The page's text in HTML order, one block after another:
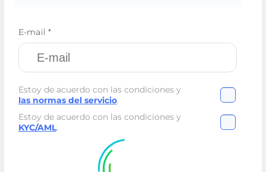
E-mail *
Estoy de acuerdo con las condiciones y
las normas del servicio.
Estoy de acuerdo con las condiciones y
KYC/AML.